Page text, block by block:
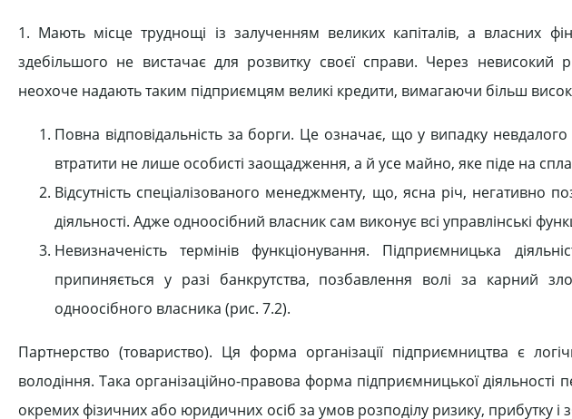
1. Мають місце труднощі із залученням великих капіталів, а власних
здебільшого не вистачає для розвитку своєї справи. Через невисокий
неохоче надають таким підприємцям великі кредити, вимагаючи більш
Повна відповідальність за борги. Це означає, що у випадку
втратити не лише особисті заощадження, а й усе майно, яке піде на
Відсутність спеціалізованого менеджменту, що, ясна річ, негативно
діяльності. Адже одноосібний власник сам виконує всі управлінські
Невизначеність термінів функціонування. Підприємницька
припиняється у разі банкрутства, позбавлення волі за карний
одноосібного власника (рис. 7.2).
Партнерство (товариство). Ця форма організації підприємництва є
володіння. Така організаційно-правова форма підприємницької діяльності
окремих фізичних або юридичних осіб за умов розподілу ризику, прибутку і